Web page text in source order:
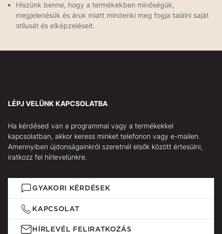
Hiszünk benne, hogy a termékekben minőségük,
megjelenésük és áruk miatt mindenki meg fogja találni saját
stílusát és elképzeléseit.
LÉPJ VELÜNK KAPCSOLATBA
Ha kérdésed van a programmal vagy a termékekkel
kapcsolatban, akkor keress minket telefonon vagy e-mailen.
Amennyiben újdonságainkról szeretnél elsők között értesülni,
iratkozz fel hírlevelünkre.
GYAKORI KÉRDÉSEK
KAPCSOLAT
HÍRLEVÉL FELIRATKOZÁS